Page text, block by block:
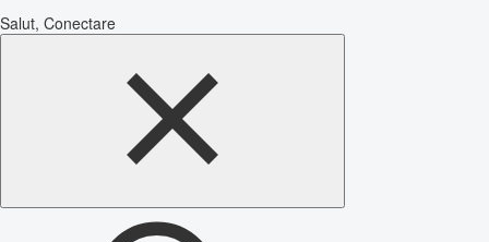
Salut, Conectare